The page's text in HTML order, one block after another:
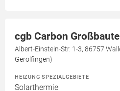
cgb Carbon
Albert-Einstein-Str. 1-3, 86757
Gerolfingen)
HEIZUNG SPEZIALGEBIETE
Solarthermie